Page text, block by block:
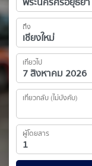
ถึง
เที่ยวไป
เที่ยวกลับ (ไม่บังคับ)
ผู้โดยสาร